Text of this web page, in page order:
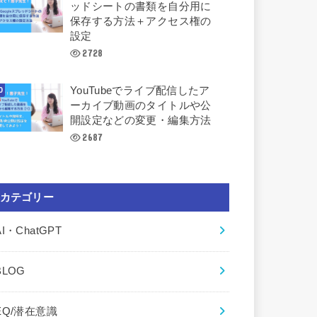
ッドシートの書類を自分用に
保存する方法＋アクセス権の
設定
2728
YouTubeでライブ配信したア
ーカイブ動画のタイトルや公
開設定などの変更・編集方法
2687
カテゴリー
・ChatGPT
潜在意識